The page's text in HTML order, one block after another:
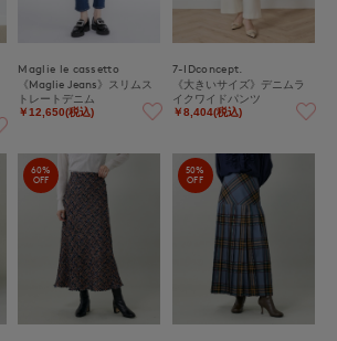
Maglie le cassetto
《Maglie Jeans》スリムス
トレートデニム
￥12,650(税込)
7-IDconcept.
《大きいサイズ》デニムラ
イクワイドパンツ
￥8,404(税込)
60%
OFF
50%
OFF